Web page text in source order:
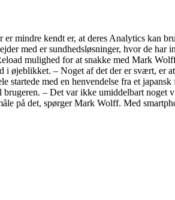
mindre kendt er, at deres Analytics kan
med er sundhedsløsninger, hvor de har
mulighed for at snakke med Mark
øjeblikket. – Noget af det der er svært, er
med en henvendelse fra et
brugeren. – Det var ikke umiddelbart noget
på det, spørger Mark Wolff. Med